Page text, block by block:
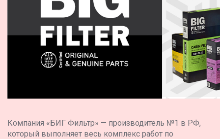
Компания «БИГ Фильтр» — производитель №1 в РФ,
который выполняет весь комплекс работ по